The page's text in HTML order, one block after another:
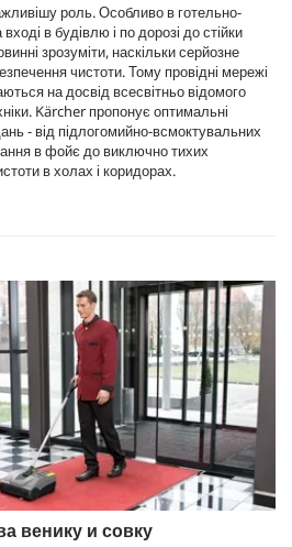
роль. Особливо в готельно-
в будівлю і по дорозі до стійки
зрозуміти, наскільки серйозне
чистоти. Тому провідні мережі
на досвід всесвітньо відомого
Kärcher пропонує оптимальні
- від підлогомийно-всмоктувальних
в фойє до виключно тихих
в холах і коридорах.
венику и совку